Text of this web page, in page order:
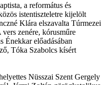
a református és
istentiszteletre kijelölt
Klára elszavalta Túrmezei
zenére, kórusműre
Énekkar előadásában
Tóka Szabolcs kísért
Nüsszai Szent Gergely